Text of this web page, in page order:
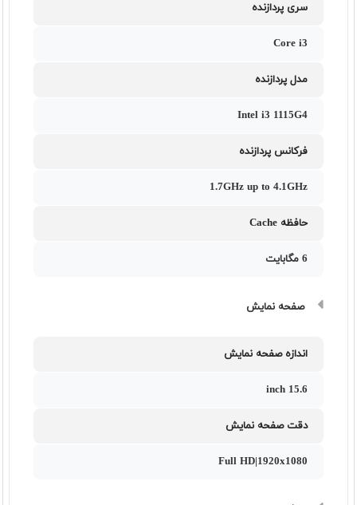
سری پردازنده
Core i3
مدل پردازنده
Intel i3 1115G4
فرکانس پردازنده
1.7GHz up to 4.1GHz
حافظه Cache
6 مگابایت
صفحه نمایش
اندازه صفحه نمایش
15.6 inch
دقت صفحه نمایش
Full HD|1920x1080